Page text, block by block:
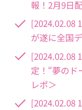
報！2月9日
[2024.02.08
が遂に全国
[2024.02.08
定！“夢のド
レポ＞
[2024.02.08